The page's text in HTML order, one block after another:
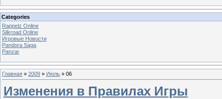
Categories
Rappelz Online
Silkroad Online
Игровые Новости
Pandora Saga
Panzar
Главная » 2009 » Июль » 06
Изменения в Правилах Игры